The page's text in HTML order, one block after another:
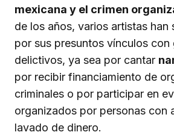
mexicana y el crimen
de los años, varios artistas han
por sus presuntos vínculos con
delictivos, ya sea por cantar
por recibir financiamiento de
criminales o por participar en
organizados por personas con
lavado de dinero.